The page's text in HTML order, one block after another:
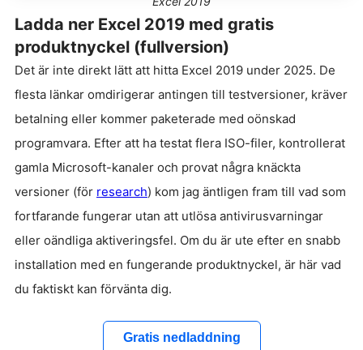
Ladda ner Excel 2019 med gratis
produktnyckel (fullversion)
Det är inte direkt lätt att hitta Excel 2019 under 2025. De
flesta länkar omdirigerar antingen till testversioner, kräver
betalning eller kommer paketerade med oönskad
programvara. Efter att ha testat flera ISO-filer, kontrollerat
gamla Microsoft-kanaler och provat några knäckta
versioner (för research) kom jag äntligen fram till vad som
fortfarande fungerar utan att utlösa antivirusvarningar
eller oändliga aktiveringsfel. Om du är ute efter en snabb
installation med en fungerande produktnyckel, är här vad
du faktiskt kan förvänta dig.
Gratis nedladdning